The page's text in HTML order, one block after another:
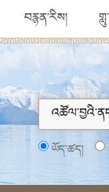
བརྙན་རིས།
ཡོད་ཚད།